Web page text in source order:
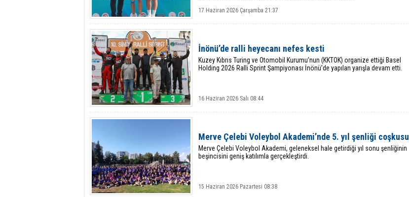
17 Haziran 2026 Çarşamba 21:37
İnönü’de ralli heyecanı nefes kesti
Kuzey Kıbrıs Turing ve Otomobil Kurumu’nun (KKTOK) organize ettiği Basel
Holding 2026 Ralli Sprint Şampiyonası İnönü’de yapılan yarışla devam etti.
16 Haziran 2026 Salı 08:44
Merve Çelebi Voleybol Akademi’nde 5. yıl şenliği coşkusu
Merve Çelebi Voleybol Akademi, geleneksel hale getirdiği yıl sonu şenliğinin
beşincisini geniş katılımla gerçekleştirdi.
15 Haziran 2026 Pazartesi 08:38